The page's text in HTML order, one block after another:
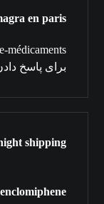
en paris
médicaments
برای پاسخ
shipping